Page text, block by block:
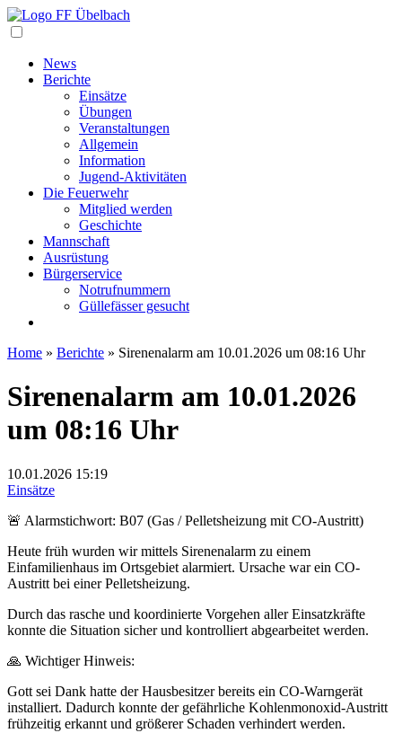
News
Berichte
Einsätze
Übungen
Veranstaltungen
Allgemein
Information
Jugend-Aktivitäten
Die Feuerwehr
Mitglied werden
Geschichte
Mannschaft
Ausrüstung
Bürgerservice
Notrufnummern
Güllefässer gesucht
Home » Berichte » Sirenenalarm am 10.01.2026 um 08:16 Uhr
Sirenenalarm am 10.01.2026
um 08:16 Uhr
10.01.2026 15:19
Einsätze
🚨 Alarmstichwort: B07 (Gas / Pelletsheizung mit CO-Austritt)
Heute früh wurden wir mittels Sirenenalarm zu einem
Einfamilienhaus im Ortsgebiet alarmiert. Ursache war ein CO-
Austritt bei einer Pelletsheizung.
Durch das rasche und koordinierte Vorgehen aller Einsatzkräfte
konnte die Situation sicher und kontrolliert abgearbeitet werden.
🙏 Wichtiger Hinweis:
Gott sei Dank hatte der Hausbesitzer bereits ein CO-Warngerät
installiert. Dadurch konnte der gefährliche Kohlenmonoxid-Austritt
frühzeitig erkannt und größerer Schaden verhindert werden.